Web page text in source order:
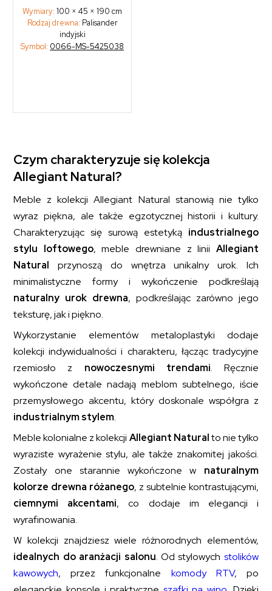
Wymiary:100 × 45 × 190 cm
Rodzaj drewna: Palisander
indyjski
Symbol: 0066-MS-5425038
Czym charakteryzuje się kolekcja
Allegiant Natural?
Meble z kolekcji Allegiant Natural stanowią nie tylko
wyraz piękna, ale także egzotycznej historii i kultury.
Charakteryzując się surową estetyką industrialnego
stylu loftowego, meble drewniane z linii Allegiant
Natural przynoszą do wnętrza unikalny urok. Ich
minimalistyczne formy i wykończenie podkreślają
naturalny urok drewna, podkreślając zarówno jego
teksturę, jak i piękno.
Wykorzystanie elementów metaloplastyki dodaje
kolekcji indywidualności i charakteru, łącząc tradycyjne
rzemiosło z nowoczesnymi trendami. Ręcznie
wykończone detale nadają meblom subtelnego, iście
przemysłowego akcentu, który doskonale współgra z
industrialnym stylem.
Meble kolonialne z kolekcji Allegiant Naturalto nie tylko
wyraziste wyrażenie stylu, ale także znakomitej jakości.
Zostały one starannie wykończone w naturalnym
kolorze drewna różanego, z subtelnie kontrastującymi,
ciemnymi akcentami, co dodaje im elegancji i
wyrafinowania.
W kolekcji znajdziesz wiele różnorodnych elementów,
idealnych do aranżacji salonu. Od stylowych stolików
kawowych, przez funkcjonalne komody RTV, po